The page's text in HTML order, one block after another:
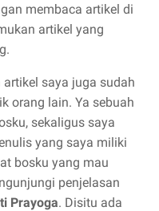
membaca artikel di
artikel yang
saya juga sudah
orang lain. Ya sebuah
sekaligus saya
yang saya miliki
bosku yang mau
penjelasan
Prayoga. Disitu ada